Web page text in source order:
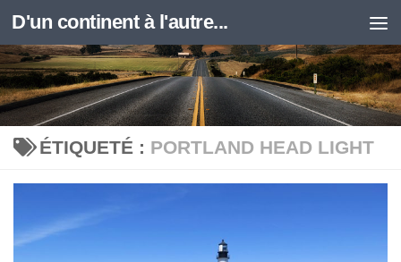
Skip to content
D'un continent à l'autre...
ÉTIQUETÉ : PORTLAND HEAD LIGHT